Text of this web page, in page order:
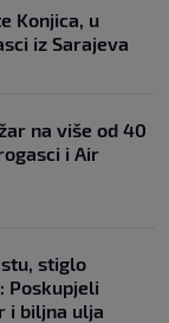
Konjica, u
iz Sarajeva
na više od 40
i Air
stiglo
Poskupjeli
i biljna ulja